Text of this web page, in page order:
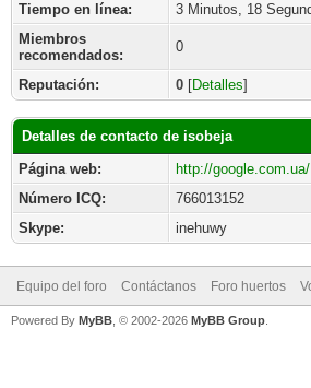
Tiempo en línea:
3 Minutos, 18
Miembros
recomendados:
0
Reputación: 0 [Detalles]
Detalles de contacto de isobeja
Página web:
http://google.com.ua/
Número ICQ:
766013152
Skype:
inehuwy
Equipo del foro Contáctanos Foro huertos
Powered By MyBB , © 2002-2026 MyBB Group